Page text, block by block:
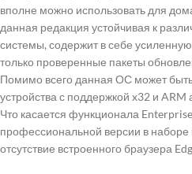
вполне можно использовать для
данная редакция устойчивая к
системы, содержит в себе
только проверенные пакеты
Помимо всего данная ОС может
устройства с поддержкой x32 и ARM
Что касается функционала
профессиональной версии в
отсутствие встроенного браузера